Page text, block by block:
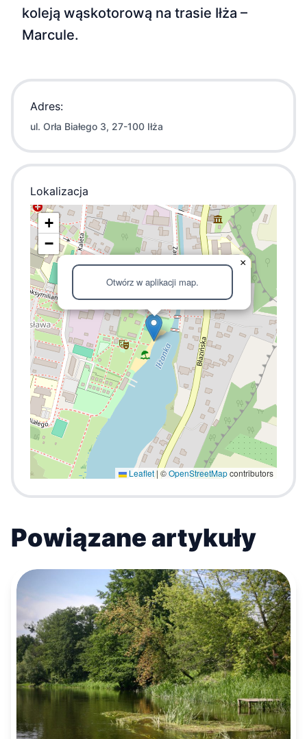
koleją wąskotorową na trasie Iłża –
Marcule.
Adres:
ul. Orła Białego 3, 27-100 Iłża
Lokalizacja
Otwórz w aplikacji map.
×
+
−
Leaflet| ©OpenStreetMapcontributors
Powiązane artykuły